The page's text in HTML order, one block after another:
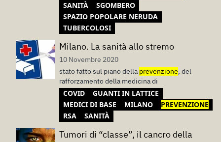
SANITÀ
SGOMBERO
SPAZIO POPOLARE NERUDA
TUBERCOLOSI
Milano. La sanità allo stremo
10 Novembre 2020
stato fatto sul piano della prevenzione, del
rafforzamento della medicina di
COVID
GUANTI IN LATTICE
MEDICI DI BASE
MILANO
PREVENZIONE
RSA
SANITÀ
Tumori di “classe”, il cancro della